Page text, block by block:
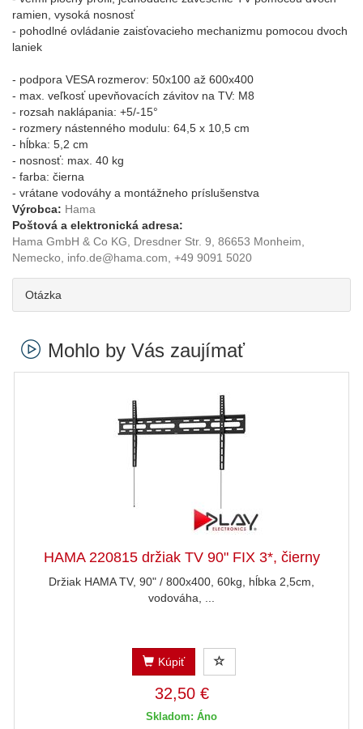
ramien, vysoká nosnosť
- pohodlné ovládanie zaisťovacieho mechanizmu pomocou dvoch
laniek
- podpora VESA rozmerov: 50x100 až 600x400
- max. veľkosť upevňovacích závitov na TV: M8
- rozsah naklápania: +5/-15°
- rozmery nástenného modulu: 64,5 x 10,5 cm
- hĺbka: 5,2 cm
- nosnosť: max. 40 kg
- farba: čierna
- vrátane vodováhy a montážneho príslušenstva
Výrobca: Hama
Poštová a elektronická adresa:
Hama GmbH & Co KG, Dresdner Str. 9, 86653 Monheim,
Nemecko, info.de@hama.com, +49 9091 5020
Otázka
Mohlo by Vás zaujímať
HAMA 220815 držiak TV 90" FIX 3*, čierny
Držiak HAMA TV, 90" / 800x400, 60kg, hĺbka 2,5cm,
vodováha, ...
Kúpiť
32,50 €
Skladom: Áno